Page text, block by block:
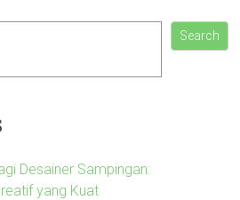
Search
Desainer Sampingan:
yang Kuat